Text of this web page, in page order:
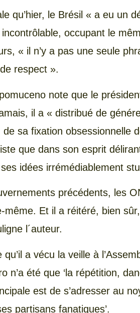
qu’hier, le Brésil « a eu un
occupant le
« il n’y a pas une seule
respect ».
note que le
il a « distribué de
sa fixation obsessionnelle
que dans son esprit
idées irrémédiablement
précédents, les
même. Et il a réitéré, bien
l´auteur.
a vécu la veille à
n’a été que ‘la répétition,
est de s’adresser au
partisans fanatiques’.